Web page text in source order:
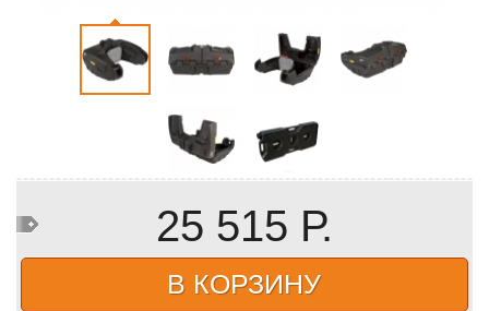
25 515 Р.
В КОРЗИНУ